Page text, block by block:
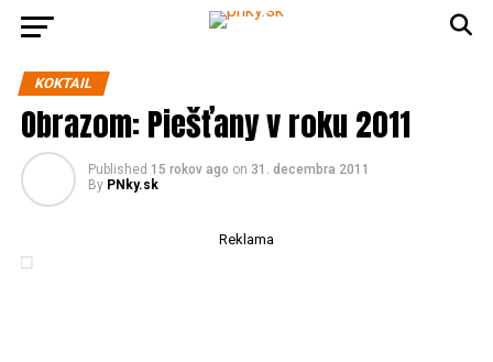
KOKTAIL
Obrazom: Piešťany v roku 2011
Published 15 rokov ago on 31. decembra 2011
By PNky.sk
Reklama